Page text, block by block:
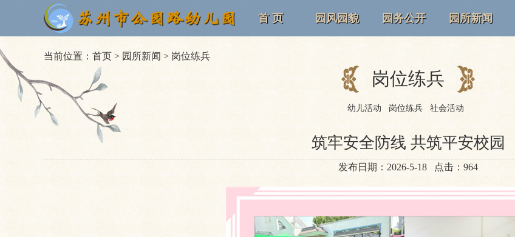
首 页 园风园貌 园务公开 园所新闻
当前位置： 首页 > 园所新闻 > 岗位练兵
岗位练兵
幼儿活动 岗位练兵 社会活动
筑牢安全防线 共筑平安校园
发布日期：2026-5-18 点击：964